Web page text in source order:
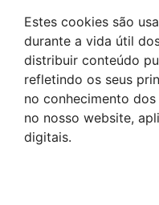
Estes cookies são
durante a vida útil
distribuir conteúdo
refletindo os seus
no conhecimento
no nosso website,
digitais.